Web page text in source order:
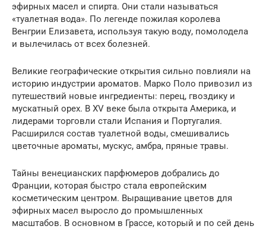
эфирных масел и спирта. Они стали называться
«туалетная вода». По легенде пожилая королева
Венгрии Елизавета, используя такую воду, помолодела
и вылечилась от всех болезней.
Великие географические открытия сильно повлияли на
историю индустрии ароматов. Марко Поло привозил из
путешествий новые ингредиенты: перец, гвоздику и
мускатный орех. В XV веке была открыта Америка, и
лидерами торговли стали Испания и Португалия.
Расширился состав туалетной воды, смешивались
цветочные ароматы, мускус, амбра, пряные травы.
Тайны венецианских парфюмеров добрались до
Франции, которая быстро стала европейским
косметическим центром. Выращивание цветов для
эфирных масел выросло до промышленных
масштабов. В основном в Грассе, который и по сей день